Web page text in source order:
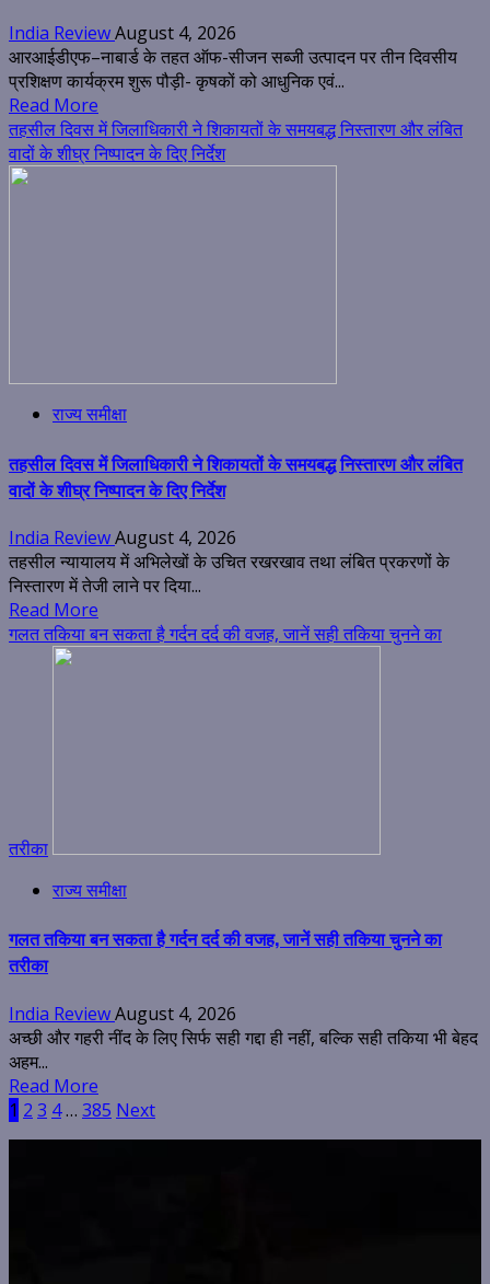
India ReviewAugust 4, 2026
आरआईडीएफ–नाबार्ड के तहत ऑफ-सीजन सब्जी उत्पादन पर तीन दिवसीय
प्रशिक्षण कार्यक्रम शुरू पौड़ी- कृषकों को आधुनिक एवं...
Read More
तहसील दिवस में जिलाधिकारी ने शिकायतों के समयबद्ध निस्तारण और लंबित
वादों के शीघ्र निष्पादन के दिए निर्देश
राज्य समीक्षा
तहसील दिवस में जिलाधिकारी ने शिकायतों के समयबद्ध निस्तारण और लंबित
वादों के शीघ्र निष्पादन के दिए निर्देश
India ReviewAugust 4, 2026
तहसील न्यायालय में अभिलेखों के उचित रखरखाव तथा लंबित प्रकरणों के
निस्तारण में तेजी लाने पर दिया...
Read More
गलत तकिया बन सकता है गर्दन दर्द की वजह, जानें सही तकिया चुनने का
तरीका
राज्य समीक्षा
गलत तकिया बन सकता है गर्दन दर्द की वजह, जानें सही तकिया चुनने का
तरीका
India ReviewAugust 4, 2026
अच्छी और गहरी नींद के लिए सिर्फ सही गद्दा ही नहीं, बल्कि सही तकिया भी बेहद
अहम...
Read More
Posts
1 2 3 4… 385 Next